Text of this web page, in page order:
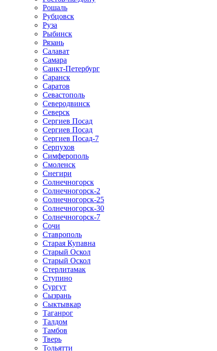
Рошаль
Рубцовск
Руза
Рыбинск
Рязань
Салават
Самара
Санкт-Петербург
Саранск
Саратов
Севастополь
Северодвинск
Северск
Сергиев Посад
Сергиев Посад
Сергиев Посад-7
Серпухов
Симферополь
Смоленск
Снегири
Солнечногорск
Солнечногорск-2
Солнечногорск-25
Солнечногорск-30
Солнечногорск-7
Сочи
Ставрополь
Старая Купавна
Старый Оскол
Старый Оскол
Стерлитамак
Ступино
Сургут
Сызрань
Сыктывкар
Таганрог
Талдом
Тамбов
Тверь
Тольятти